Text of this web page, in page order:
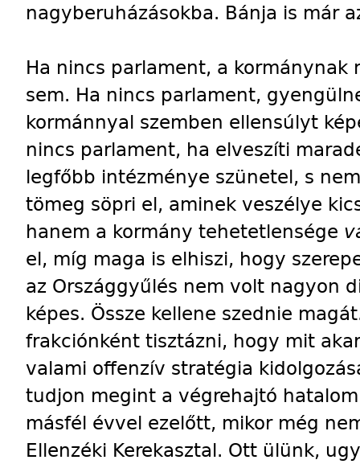
nagyberuházásokba. Bánja is már
Ha nincs parlament, a kormánynak
sem. Ha nincs parlament,
kormánnyal szemben ellensúlyt
nincs parlament, ha elveszíti
legfőbb intézménye szünetel, s
tömeg söpri el, aminek veszélye
hanem a kormány tehetetlensége
el, míg maga is elhiszi, hogy
az Országgyűlés nem volt nagyon
képes. Össze kellene szednie
frakciónként tisztázni, hogy mit
valami offenzív stratégia
tudjon megint a végrehajtó
másfél évvel ezelőtt, mikor még
Ellenzéki Kerekasztal. Ott ülünk,